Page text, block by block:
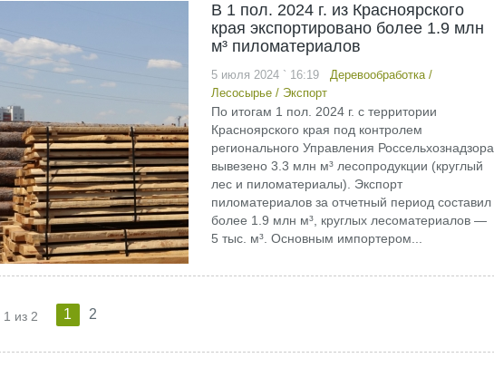
В 1 пол. 2024 г. из Красноярского
края экспортировано более 1.9 млн
м³ пиломатериалов
5 июля 2024 ` 16:19 Деревообработка/
Лесосырье/ Экспорт
По итогам 1 пол. 2024 г. с территории
Красноярского края под контролем
регионального Управления Россельхознадзора
вывезено 3.3 млн м³ лесопродукции (круглый
лес и пиломатериалы). Экспорт
пиломатериалов за отчетный период составил
более 1.9 млн м³, круглых лесоматериалов —
5 тыс. м³. Основным импортером...
1 из 2 1 2